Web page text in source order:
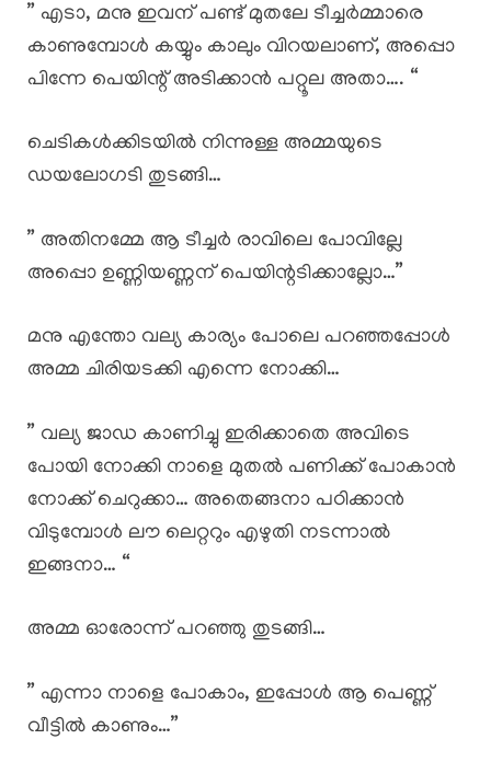
” എടാ, മനു ഇവന് പണ്ട് മുതലേ ടീച്ചർമ്മാരെ
കാണുമ്പോൾ കയ്യും കാലും വിറയലാണ്, അപ്പൊ
പിന്നേ പെയിന്റ് അടിക്കാൻ പറ്റൂല അതാ…. “
ചെടികൾക്കിടയിൽ നിന്നുള്ള അമ്മയുടെ
ഡയലോഗടി തുടങ്ങി…
” അതിനമ്മേ ആ ടീച്ചർ രാവിലെ പോവില്ലേ
അപ്പൊ ഉണ്ണിയണ്ണന് പെയിന്റടിക്കാല്ലോ…”
മനു എന്തോ വല്യ കാര്യം പോലെ പറഞ്ഞപ്പോൾ
അമ്മ ചിരിയടക്കി എന്നെ നോക്കി…
” വല്യ ജാഡ കാണിച്ചു ഇരിക്കാതെ അവിടെ
പോയി നോക്കി നാളെ മുതൽ പണിക്ക് പോകാൻ
നോക്ക് ചെറുക്കാ… അതെങ്ങനാ പഠിക്കാൻ
വിടുമ്പോൾ ലൗ ലെറ്ററും എഴുതി നടന്നാൽ
ഇങ്ങനാ… “
അമ്മ ഓരോന്ന് പറഞ്ഞു തുടങ്ങി…
” എന്നാ നാളെ പോകാം, ഇപ്പോൾ ആ പെണ്ണ്
വീട്ടിൽ കാണും…”